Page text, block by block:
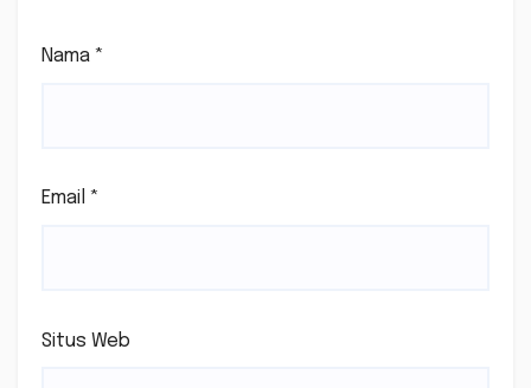
Nama *
Email *
Situs Web